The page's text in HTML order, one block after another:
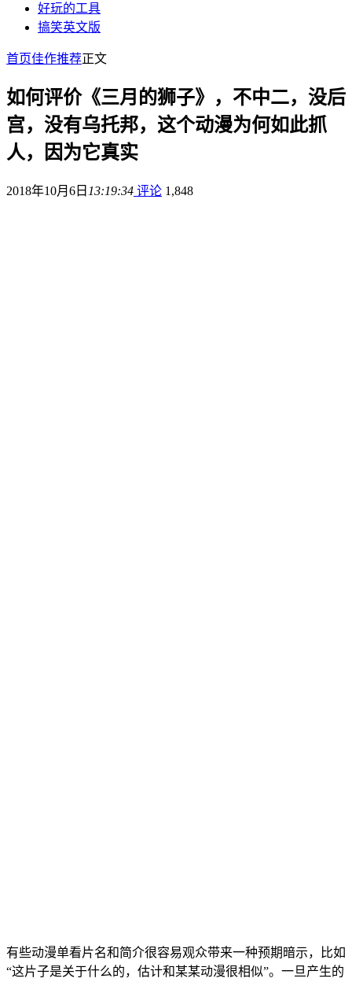
好玩的工具
搞笑英文版
首页佳作推荐正文
如何评价《三月的狮子》，不中二，没后
宫，没有乌托邦，这个动漫为何如此抓
人，因为它真实
2018年10月6日 13:19:34 评论 1,848
有些动漫单看片名和简介很容易观众带来一种预期暗示，比如
“这片子是关于什么的，估计和某某动漫很相似”。一旦产生的